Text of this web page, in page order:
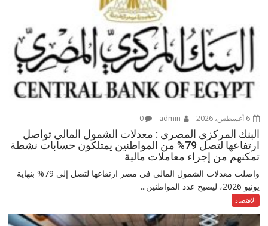
6 أغسطس، 2026 0
البنك المركزى المصرى : معدلات الشمول المالي تواصل
ارتفاعها لتصل 79% من المواطنين يمتلكون حسابات نشطة
تمكنهم من إجراء معاملات مالية
واصلت معدلات الشمول المالي في مصر ارتفاعها لتصل إلى 79% بنهاية
يونيو 2026، ليصبح عدد المواطنين...
الاقتصاد